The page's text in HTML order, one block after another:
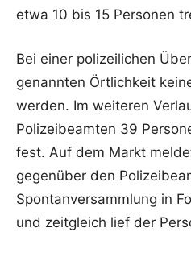
etwa 10 bis 15 Personen
Bei einer polizeilichen
genannten Örtlichkeit
werden. Im weiteren
Polizeibeamten 39
fest. Auf dem Markt
gegenüber den
Spontanversammlung in
und zeitgleich lief der